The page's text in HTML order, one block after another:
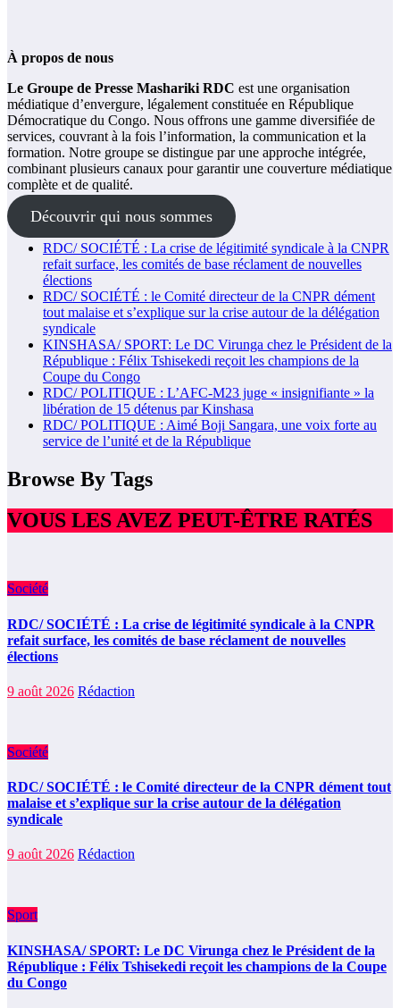
À propos de nous
Le Groupe de Presse Mashariki RDC est une organisation
médiatique d’envergure, légalement constituée en République
Démocratique du Congo. Nous offrons une gamme diversifiée de
services, couvrant à la fois l’information, la communication et la
formation. Notre groupe se distingue par une approche intégrée,
combinant plusieurs canaux pour garantir une couverture médiatique
complète et de qualité.
Découvrir qui nous sommes
RDC/ SOCIÉTÉ : La crise de légitimité syndicale à la CNPR
refait surface, les comités de base réclament de nouvelles
élections
RDC/ SOCIÉTÉ : le Comité directeur de la CNPR dément
tout malaise et s’explique sur la crise autour de la délégation
syndicale
KINSHASA/ SPORT: Le DC Virunga chez le Président de la
République : Félix Tshisekedi reçoit les champions de la
Coupe du Congo
RDC/ POLITIQUE : L’AFC-M23 juge « insignifiante » la
libération de 15 détenus par Kinshasa
RDC/ POLITIQUE : Aimé Boji Sangara, une voix forte au
service de l’unité et de la République
Browse By Tags
VOUS LES AVEZ PEUT-ÊTRE RATÉS
Société
RDC/ SOCIÉTÉ : La crise de légitimité syndicale à la CNPR
refait surface, les comités de base réclament de nouvelles
élections
9 août 2026 Rédaction
Société
RDC/ SOCIÉTÉ : le Comité directeur de la CNPR dément tout
malaise et s’explique sur la crise autour de la délégation
syndicale
9 août 2026 Rédaction
Sport
KINSHASA/ SPORT: Le DC Virunga chez le Président de la
République : Félix Tshisekedi reçoit les champions de la Coupe
du Congo